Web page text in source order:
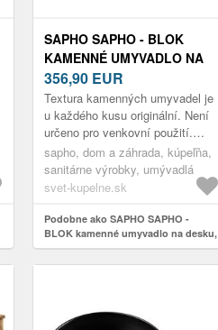
SAPHO SAPHO - BLOK
KAMENNÉ UMYVADLO NA
DESKU, PRIEMER 40CM,
ČERNÁ MAT MARQUIN
2401-52
356,90 EUR
Textura kamenných umyvadel je
u každého kusu originální. Není
určeno pro venkovní použití.
Kamenná umyvadla jsou novým
trendem v použití přírodních...
sapho, dom a záhrada, kúpeľňa,
sanitárne výrobky, umývadlá
svet-kupelne.sk
Podobne ako SAPHO SAPHO -
BLOK kamenné umyvadlo na desku,
priemer 40cm, černá mat Marquin
2401-52